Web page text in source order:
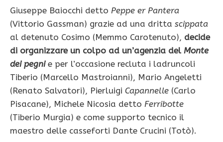
Giuseppe Baiocchi detto Peppe er Pantera
(Vittorio Gassman) grazie ad una dritta scippata
al detenuto Cosimo (Memmo Carotenuto), decide
di organizzare un colpo ad un’agenzia del Monte
dei pegni e per l’occasione recluta i ladruncoli
Tiberio (Marcello Mastroianni), Mario Angeletti
(Renato Salvatori), Pierluigi Capannelle (Carlo
Pisacane), Michele Nicosia detto Ferribotte
(Tiberio Murgia) e come supporto tecnico il
maestro delle casseforti Dante Crucini (Totò).